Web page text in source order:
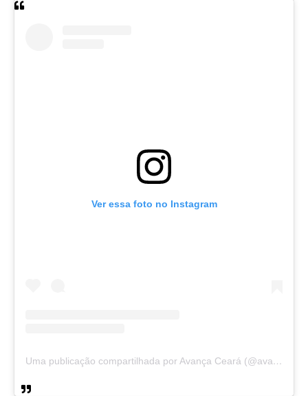
Ver essa foto no Instagram
Uma publicação compartilhada por Avança Ceará (@avancaceara)